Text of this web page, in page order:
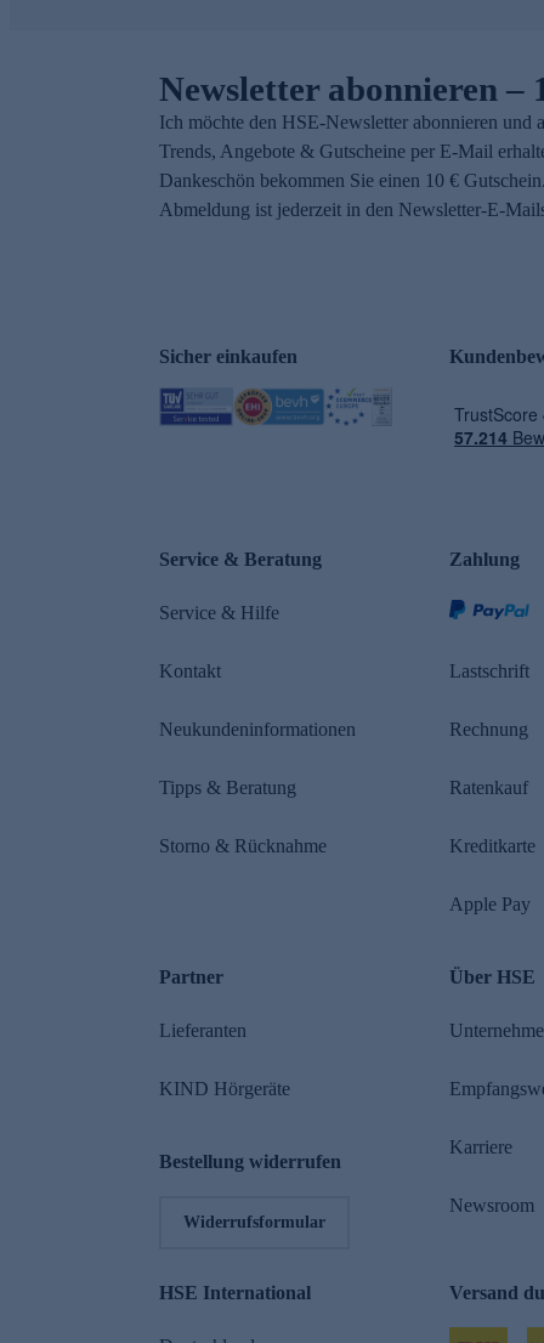
Newsletter abonnieren –
Ich möchte den HSE-Newsletter abonnieren und
Trends, Angebote & Gutscheine per E-Mail
Dankeschön bekommen Sie einen 10 €
Abmeldung ist jederzeit in den Newsletter-E-
Sicher einkaufen
Service & Beratung
Service & Hilfe
Kontakt
Neukundeninformationen
Tipps & Beratung
Storno & Rücknahme
Zahlung
Lastschrift
Rechnung
Ratenkauf
Kreditkarte
Apple Pay
Partner
Lieferanten
KIND Hörgeräte
Bestellung widerrufen
Widerrufsformular
Über HSE
Karriere
Newsroom
HSE International Versand